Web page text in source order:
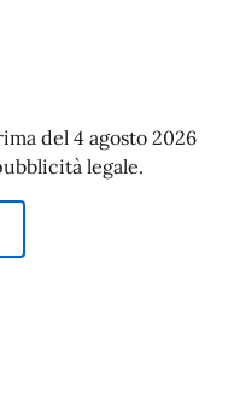
del 4 agosto 2026
legale.